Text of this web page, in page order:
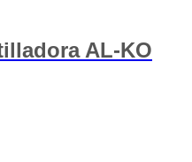
AL-KO